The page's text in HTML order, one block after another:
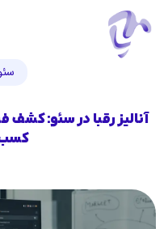
آنالیز رقبا در سئو: کشف